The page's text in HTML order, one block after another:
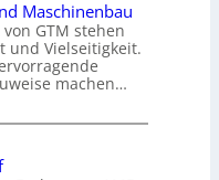
Maschinenbau
GTM stehen
und Vielseitigkeit.
machen…